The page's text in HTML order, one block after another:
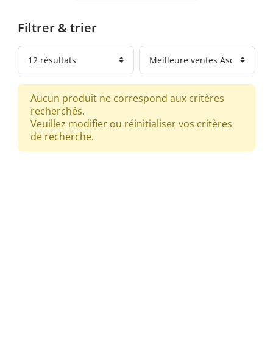
Filtrer & trier
Aucun produit ne correspond aux critères
recherchés.
Veuillez modifier ou réinitialiser vos critères
de recherche.